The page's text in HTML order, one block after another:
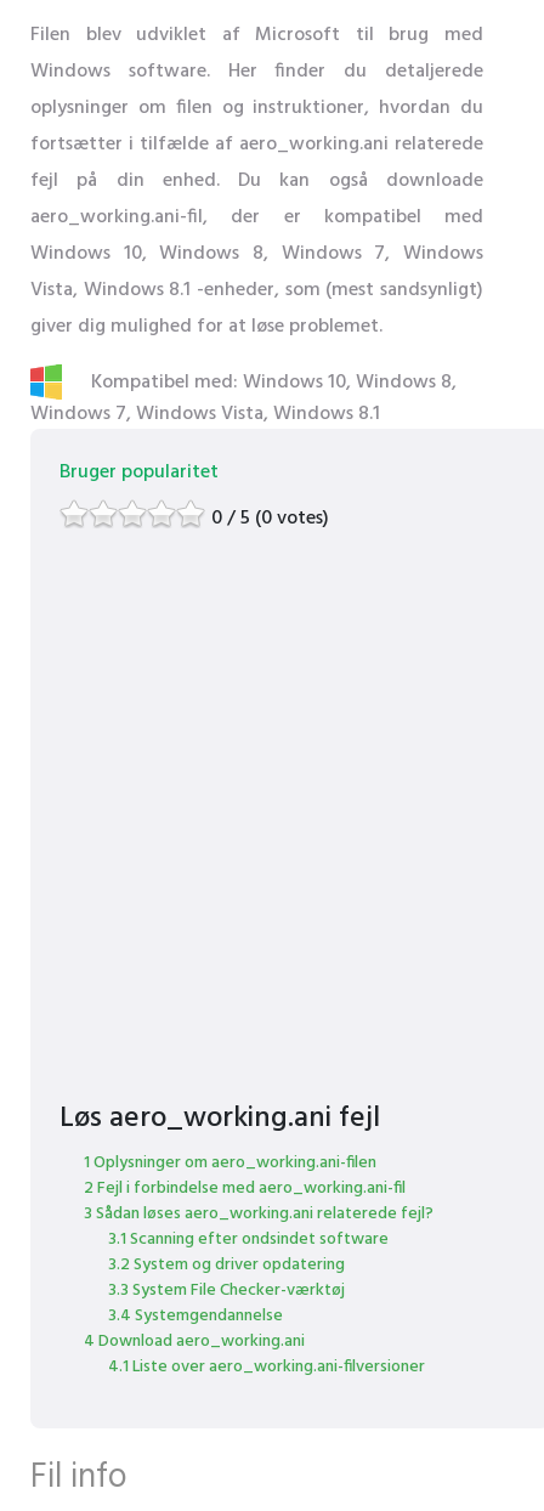
Filen blev udviklet af Microsoft til brug med
Windows software. Her finder du detaljerede
oplysninger om filen og instruktioner, hvordan du
fortsætter i tilfælde af aero_working.ani relaterede
fejl på din enhed. Du kan også downloade
aero_working.ani-fil, der er kompatibel med
Windows 10, Windows 8, Windows 7, Windows
Vista, Windows 8.1 -enheder, som (mest sandsynligt)
giver dig mulighed for at løse problemet.
Kompatibel med: Windows 10, Windows 8,
Windows 7, Windows Vista, Windows 8.1
Bruger popularitet
0 / 5 (0 votes)
Løs aero_working.ani fejl
1 Oplysninger om aero_working.ani-filen
2 Fejl i forbindelse med aero_working.ani-fil
3 Sådan løses aero_working.ani relaterede fejl?
3.1 Scanning efter ondsindet software
3.2 System og driver opdatering
3.3 System File Checker-værktøj
3.4 Systemgendannelse
4 Download aero_working.ani
4.1 Liste over aero_working.ani-filversioner
Fil info